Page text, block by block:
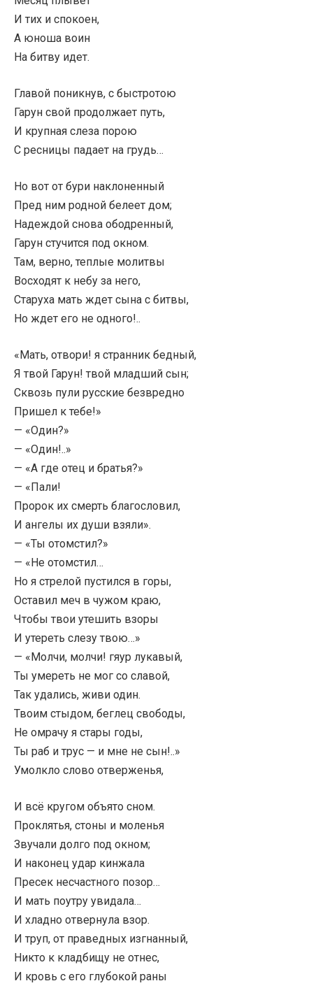
И тих и спокоен,
А юноша воин
На битву идет.
Главой поникнув, с быстротою
Гарун свой продолжает путь,
И крупная слеза порою
С ресницы падает на грудь…
Но вот от бури наклоненный
Пред ним родной белеет дом;
Надеждой снова ободренный,
Гарун стучится под окном.
Там, верно, теплые молитвы
Восходят к небу за него,
Старуха мать ждет сына с битвы,
Но ждет его не одного!..
«Мать, отвори! я странник бедный,
Я твой Гарун! твой младший сын;
Сквозь пули русские безвредно
Пришел к тебе!»
— «Один?»
— «Один!..»
— «А где отец и братья?»
— «Пали!
Пророк их смерть благословил,
И ангелы их души взяли».
— «Ты отомстил?»
— «Не отомстил…
Но я стрелой пустился в горы,
Оставил меч в чужом краю,
Чтобы твои утешить взоры
И утереть слезу твою…»
— «Молчи, молчи! гяур лукавый,
Ты умереть не мог со славой,
Так удались, живи один.
Твоим стыдом, беглец свободы,
Не омрачу я стары годы,
Ты раб и трус — и мне не сын!..»
Умолкло слово отверженья,
И всё кругом объято сном.
Проклятья, стоны и моленья
Звучали долго под окном;
И наконец удар кинжала
Пресек несчастного позор…
И мать поутру увидала…
И хладно отвернула взор.
И труп, от праведных изгнанный,
Никто к кладбищу не отнес,
И кровь с его глубокой раны